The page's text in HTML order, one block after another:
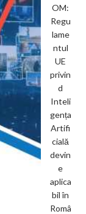
OM:
Regu
lame
ntul
UE
privin
d
Inteli
gența
Artifi
cială
devin
e
aplica
bil în
Româ